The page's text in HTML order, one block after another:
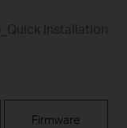
Installation
Firmware